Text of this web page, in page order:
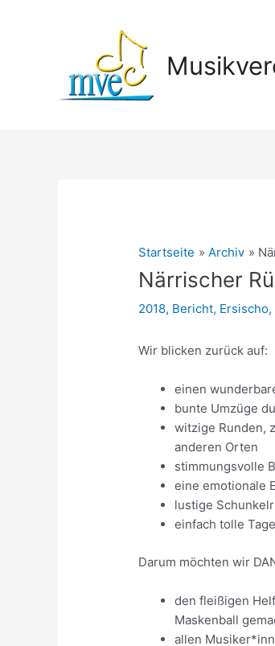
Startseite Archiv
Närrischer
2018, Bericht, Ersischo,
Wir blicken zurück auf:
einen
bunte Umzüge
witzige Runden,
anderen Orten
stimmungsvolle
eine emotionale
lustige
einfach tolle
Darum möchten wir
den fleißigen
Maskenball
allen